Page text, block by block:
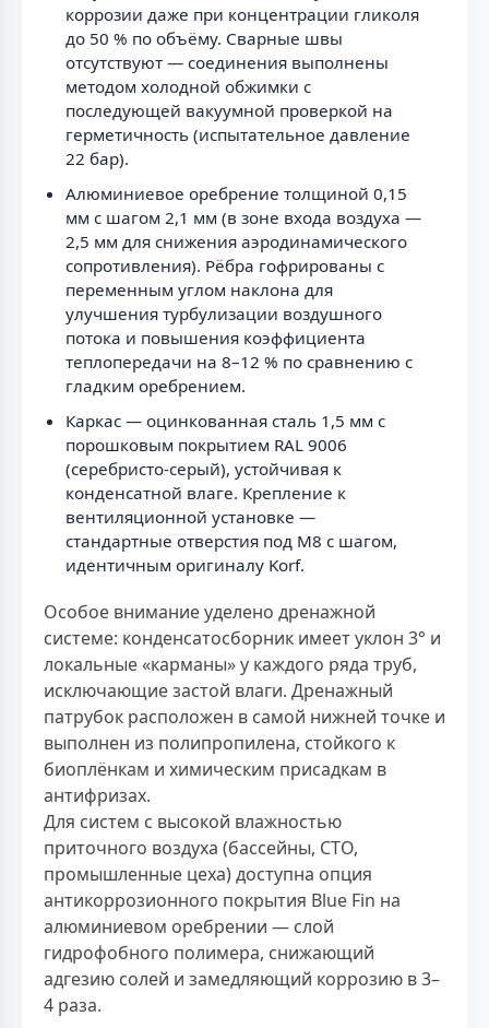
коррозии даже при концентрации гликоля
до 50 % по объёму. Сварные швы
отсутствуют — соединения выполнены
методом холодной обжимки с
последующей вакуумной проверкой на
герметичность (испытательное давление
22 бар).
Алюминиевое оребрение толщиной 0,15
мм с шагом 2,1 мм (в зоне входа воздуха —
2,5 мм для снижения аэродинамического
сопротивления). Рёбра гофрированы с
переменным углом наклона для
улучшения турбулизации воздушного
потока и повышения коэффициента
теплопередачи на 8–12 % по сравнению с
гладким оребрением.
Каркас — оцинкованная сталь 1,5 мм с
порошковым покрытием RAL 9006
(серебристо-серый), устойчивая к
конденсатной влаге. Крепление к
вентиляционной установке —
стандартные отверстия под М8 с шагом,
идентичным оригиналу Korf.
Особое внимание уделено дренажной
системе: конденсатосборник имеет уклон 3° и
локальные «карманы» у каждого ряда труб,
исключающие застой влаги. Дренажный
патрубок расположен в самой нижней точке и
выполнен из полипропилена, стойкого к
биоплёнкам и химическим присадкам в
антифризах.
Для систем с высокой влажностью
приточного воздуха (бассейны, СТО,
промышленные цеха) доступна опция
антикоррозионного покрытия Blue Fin на
алюминиевом оребрении — слой
гидрофобного полимера, снижающий
адгезию солей и замедляющий коррозию в 3–
4 раза.